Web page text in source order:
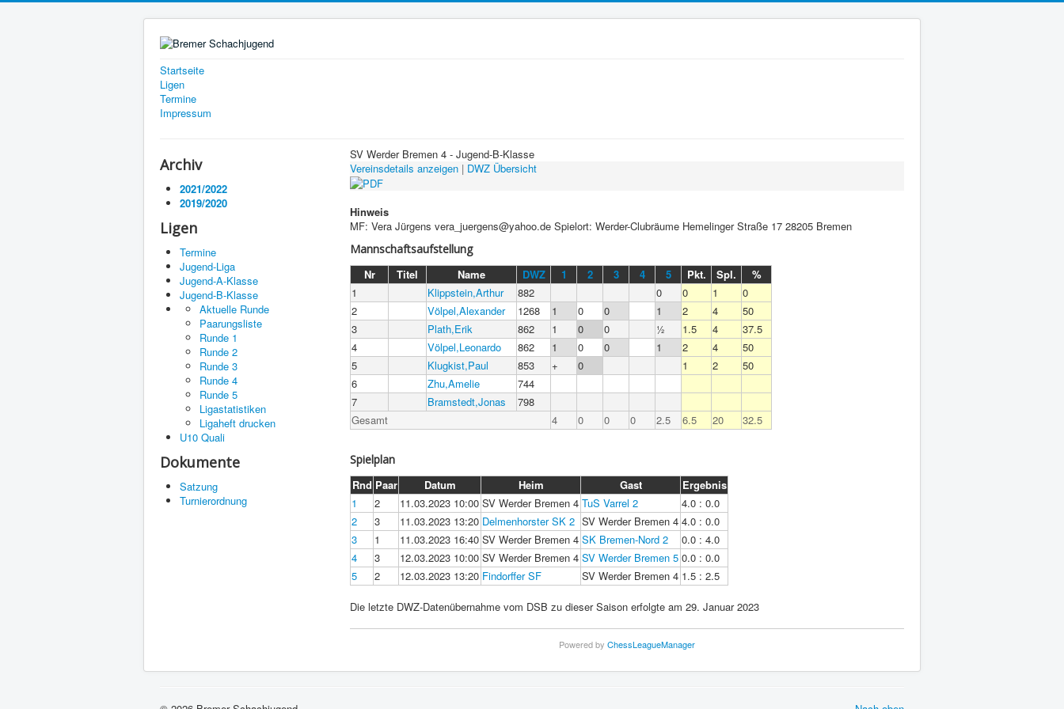
Startseite
Ligen
Termine
Impressum
Archiv
2021/2022
2019/2020
Ligen
Termine
Jugend-Liga
Jugend-A-Klasse
Jugend-B-Klasse
Aktuelle Runde
Paarungsliste
Runde 1
Runde 2
Runde 3
Runde 4
Runde 5
Ligastatistiken
Ligaheft drucken
U10 Quali
Dokumente
Satzung
Turnierordnung
SV Werder Bremen 4 - Jugend-B-Klasse
Vereinsdetails anzeigen | DWZ Übersicht
Hinweis
MF: Vera Jürgens vera_juergens@yahoo.de Spielort: Werder-Clubräume Hemelinger Straße 17 28205 Bremen
Mannschaftsaufstellung
Nr
Titel Name DWZ 1 2 3 4 5 Pkt. Spl.
%
1
Klippstein,Arthur 882 0 0 1
0
2
Völpel,Alexander 1268 1 0 0 1 2 4
50
3
Plath,Erik 862 1 0 0 ½ 1.5 4
37.5
4
Völpel,Leonardo 862 1 0 0 1 2 4
50
5
Klugkist,Paul 853 + 0 1 2
50
6
Zhu,Amelie
744
7
Bramstedt,Jonas
798
Gesamt
4 0 0 0 2.5 6.5 20 32.5
Spielplan
Rnd Paar Datum Heim Gast
Ergebnis
1
2 11.03.2023 10:00 SV Werder Bremen 4 TuS Varrel 2
4.0 : 0.0
2
3 11.03.2023 13:20 Delmenhorster SK 2 SV Werder Bremen 4 4.0 : 0.0
3
1 11.03.2023 16:40 SV Werder Bremen 4 SK Bremen-Nord 2
0.0 : 4.0
4
3 12.03.2023 10:00 SV Werder Bremen 4 SV Werder Bremen 5 0.0 : 0.0
5
2 12.03.2023 13:20 Findorffer SF SV Werder Bremen 4 1.5 : 2.5
Die letzte DWZ-Datenübernahme vom DSB zu dieser Saison erfolgte am 29. Januar 2023
Powered by ChessLeagueManager